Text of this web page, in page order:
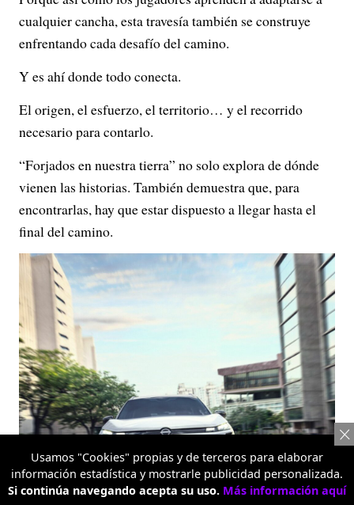
cualquier cancha, esta travesía también se construye
enfrentando cada desafío del camino.
Y es ahí donde todo conecta.
El origen, el esfuerzo, el territorio… y el recorrido
necesario para contarlo.
“Forjados en nuestra tierra” no solo explora de dónde
vienen las historias. También demuestra que, para
encontrarlas, hay que estar dispuesto a llegar hasta el
final del camino.
Usamos "Cookies" propias y de terceros para elaborar
información estadística y mostrarle publicidad personalizada.
Si continúa navegando acepta su uso. Más información aquí